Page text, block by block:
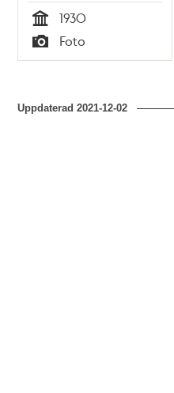
Tid
1930
Typ
Foto
Uppdaterad2021-12-02